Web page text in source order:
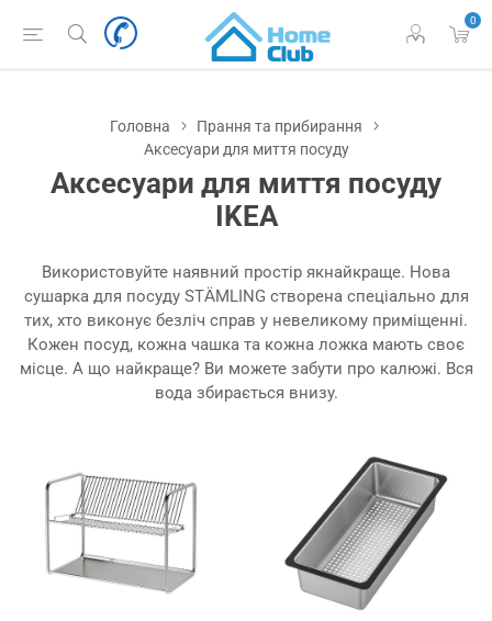
0
Головна
Прання та прибирання
Аксесуари для миття посуду
Аксесуари для миття посуду
IKEA
Використовуйте наявний простір якнайкраще. Нова
сушарка для посуду STÄMLING створена спеціально для
тих, хто виконує безліч справ у невеликому приміщенні.
Кожен посуд, кожна чашка та кожна ложка мають своє
місце. А що найкраще? Ви можете забути про калюжі. Вся
вода збирається внизу.